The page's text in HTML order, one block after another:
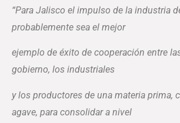
“Para Jalisco el impulso de la industria
probablemente sea el mejor
ejemplo de éxito de cooperación entre
gobierno, los industriales
y los productores de una materia prima,
agave, para consolidar a nivel